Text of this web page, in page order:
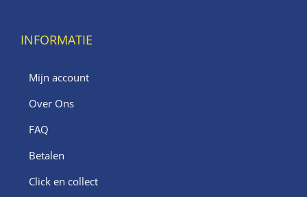
INFORMATIE
Mijn account
Over Ons
FAQ
Betalen
Click en collect